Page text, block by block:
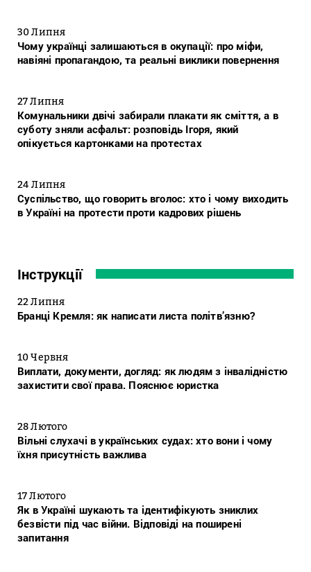
30 Липня
Чому українці залишаються в окупації: про міфи,
навіяні пропагандою, та реальні виклики повернення
27 Липня
Комунальники двічі забирали плакати як сміття, а в
суботу зняли асфальт: розповідь Ігоря, який
опікується картонками на протестах
24 Липня
Суспільство, що говорить вголос: хто і чому виходить
в Україні на протести проти кадрових рішень
Інструкції
22 Липня
Бранці Кремля: як написати листа політв’язню?
10 Червня
Виплати, документи, догляд: як людям з інвалідністю
захистити свої права. Пояснює юристка
28 Лютого
Вільні слухачі в українських судах: хто вони і чому
їхня присутність важлива
17 Лютого
Як в Україні шукають та ідентифікують зниклих
безвісти під час війни. Відповіді на поширені
запитання